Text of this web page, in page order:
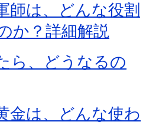
師は、どんな役割
か？詳細解説
ら、どうなるの
金は、どんな使わ